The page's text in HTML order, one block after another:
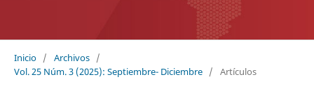
Inicio / Archivos /
Vol. 25 Núm. 3 (2025): Septiembre- Diciembre / Artículos